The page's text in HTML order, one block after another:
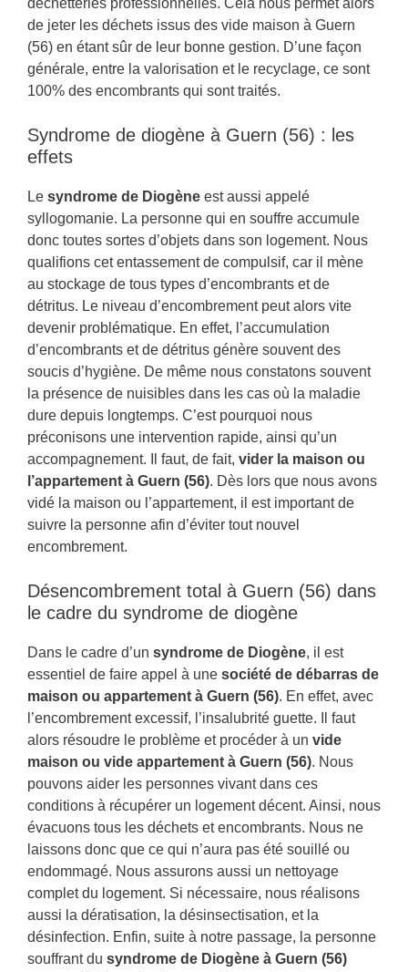
déchetteries professionnelles. Cela nous permet alors
de jeter les déchets issus des vide maison à Guern
(56) en étant sûr de leur bonne gestion. D’une façon
générale, entre la valorisation et le recyclage, ce sont
100% des encombrants qui sont traités.
Syndrome de diogène à Guern (56) : les
effets
Le syndrome de Diogène est aussi appelé
syllogomanie. La personne qui en souffre accumule
donc toutes sortes d’objets dans son logement. Nous
qualifions cet entassement de compulsif, car il mène
au stockage de tous types d’encombrants et de
détritus. Le niveau d’encombrement peut alors vite
devenir problématique. En effet, l’accumulation
d’encombrants et de détritus génère souvent des
soucis d’hygiène. De même nous constatons souvent
la présence de nuisibles dans les cas où la maladie
dure depuis longtemps. C’est pourquoi nous
préconisons une intervention rapide, ainsi qu’un
accompagnement. Il faut, de fait, vider la maison ou
l’appartement à Guern (56). Dès lors que nous avons
vidé la maison ou l’appartement, il est important de
suivre la personne afin d’éviter tout nouvel
encombrement.
Désencombrement total à Guern (56) dans
le cadre du syndrome de diogène
Dans le cadre d’un syndrome de Diogène, il est
essentiel de faire appel à une société de débarras de
maison ou appartement à Guern (56). En effet, avec
l’encombrement excessif, l’insalubrité guette. Il faut
alors résoudre le problème et procéder à un vide
maison ou vide appartement à Guern (56). Nous
pouvons aider les personnes vivant dans ces
conditions à récupérer un logement décent. Ainsi, nous
évacuons tous les déchets et encombrants. Nous ne
laissons donc que ce qui n’aura pas été souillé ou
endommagé. Nous assurons aussi un nettoyage
complet du logement. Si nécessaire, nous réalisons
aussi la dératisation, la désinsectisation, et la
désinfection. Enfin, suite à notre passage, la personne
souffrant du syndrome de Diogène à Guern (56)